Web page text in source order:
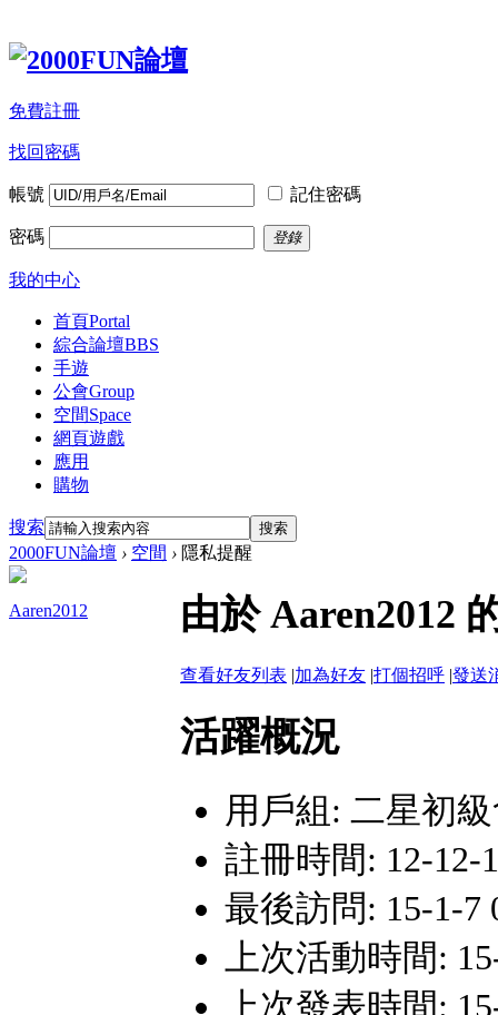
免費註冊
找回密碼
帳號 記住密碼
密碼 登錄
我的中心
首頁Portal
綜合論壇BBS
手遊
公會Group
空間Space
網頁遊戲
應用
購物
搜索 搜索
2000FUN論壇 › 空間 › 隱私提醒
Aaren2012 由於 Aaren2012
查看好友列表 |加為好友 |打個招呼 |發送
活躍概況
用戶組: 二星初
註冊時間: 12-12-
最後訪問: 15-1-7
上次活動時間:
上次發表時間: